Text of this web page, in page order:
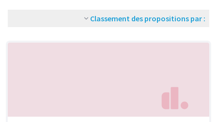
Classement des propositions par :